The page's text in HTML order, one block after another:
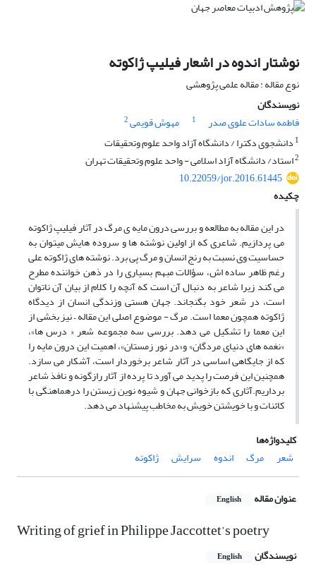
نوشتار اندوه در اشعار فیلیپ ژاکوته
نوع مقاله : مقاله علمی پژوهشی
نویسندگان
فاطمه سادات علوی صدر
1 مهوش قویمی2
1 دانشجوی دکترا / دانشگاه آزاد واحد علوم وتحقیقات
2استاد/ دانشگاه آزاد اسلامی - واحد علوم وتحقیقات تهران
10.22059/jor.2016.61445
چکیده
در این مقاله به مطالعه و بررسی درون مایه ی مرگ در آثار فیلیپ ژاکوته
می پردازیم. شاعری که از اولین نوشته ها و سروده هایش میتوان به
حساسیت وی نسبت به رنج انسان و مرگ پی برد. نوشته های ژاکوته علی
رغم ظاهر ساده اش، سؤالات مبهم بسیاری را در ذهن خواننده مطرح
می کند زیرا شاعر به دنبال آن است که آنچه را کلام از بیان آن ناتوان
است، در شعر خود بگنجاند. جهان هستی وزندگی انسان از دیدگاه
ژاکوته همچون معما است. مرگ - موضوع اصلی این مقاله – نیز بخشی از
این معما را تشکیل می دهد. بررسی سه مجموعه شعر « درس ها»،
«نغمه های دنیای مردگان» و«در نور زمستان»، اهمیت این درون مایه را
که از جایگاهی اساسی در آثار شاعر برخوردار است، آشکار می سازد.
همچنین این فرصت را پدید می آورد تا پرده از آثار رازگونه و نافذ شاعر
برداریم.آثاری که بازخوانی جهان و شیوه نوین زیستن را درهماهنگی با
کائنات و با خویشتن خویش به مخاطب پیشنهاد می دهد.
کلیدواژه‌ها
شعر
مرگ اندوه سرایش ژاکوته
عنوان مقاله English
Writing of grief in Philippe Jaccottet’s poetry
نویسندگان English